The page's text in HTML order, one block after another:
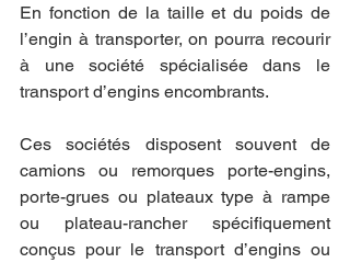
En fonction de la taille et du poids de
l’engin à transporter, on pourra recourir
à une société spécialisée dans le
transport d’engins encombrants.
Ces sociétés disposent souvent de
camions ou remorques porte-engins,
porte-grues ou plateaux type à rampe
ou plateau-rancher spécifiquement
conçus pour le transport d’engins ou